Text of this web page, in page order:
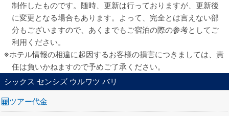
制作したものです。随時、更新は行っておりますが、更新後
に変更となる場合もあります。よって、完全とは言えない部
分もございますので、あくまでもご宿泊の際の参考としてご
利用ください。
ホテル情報の相違に起因するお客様の損害につきましては、責
任は負いかねますので予めご了承ください。
シックス センシズ ウルワツ バリ
ツアー代金